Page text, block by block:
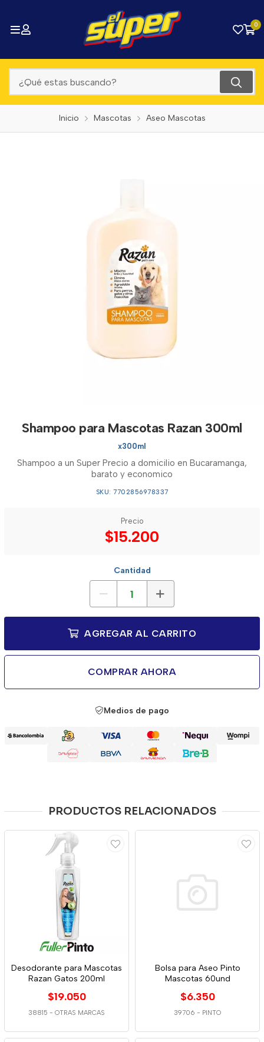
0
Inicio Mascotas Aseo Mascotas
Shampoo para Mascotas Razan 300ml
x300ml
Shampoo a un Super Precio a domicilio en Bucaramanga,
barato y economico
SKU: 7702856978337
Precio
$15.200
Cantidad
AGREGAR AL CARRITO
COMPRAR AHORA
Medios de pago
PRODUCTOS RELACIONADOS
Desodorante para Mascotas
Razan Gatos 200ml
$19.050
38815 - OTRAS MARCAS
Bolsa para Aseo Pinto
Mascotas 60und
$6.350
39706 - PINTO